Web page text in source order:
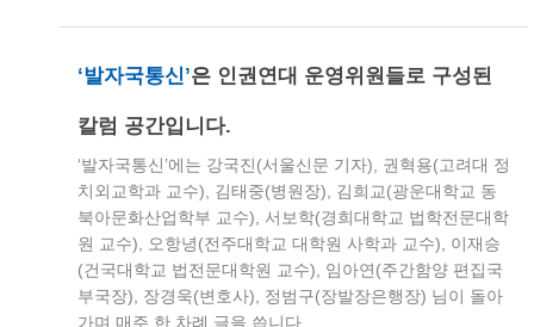
‘발자국통신’은 인권연대 운영위원들로 구성된
칼럼 공간입니다.
‘발자국통신’에는 강국진(서울신문 기자), 권혁용(고려대 정
치외교학과 교수), 김태중(병원장), 김희교(광운대학교 동
북아문화산업학부 교수), 서보학(경희대학교 법학전문대학
원 교수), 오항녕(전주대학교 대학원 사학과 교수), 이재승
(건국대학교 법전문대학원 교수), 임아연(주간함양 편집국
부국장), 장경욱(변호사), 정범구(장발장은행장) 님이 돌아
가며 매주 한 차례 글을 씁니다.